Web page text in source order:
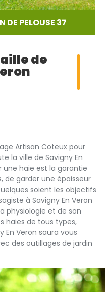
DE PELOUSE 37
de
Artisan Coteux pour
la ville de Savigny En
une haie est la garantie
de garder une épaisseur
soient les objectifs
à Savigny En Veron
physiologie et de son
haies de tous types,
En Veron saura vous
des outillages de jardin